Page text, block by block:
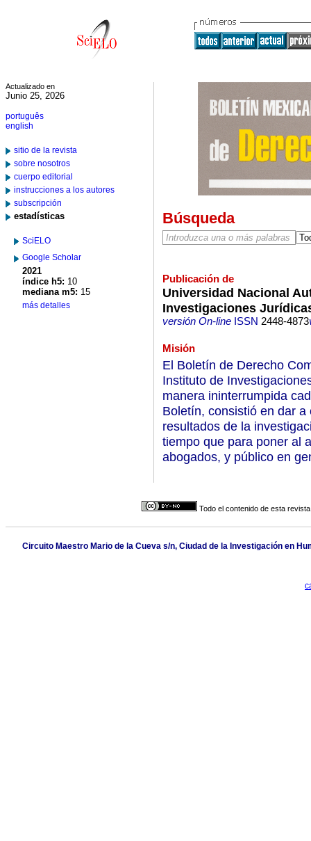
Actualizado en
Junio 25, 2026
português
english
sitio de la revista
sobre nosotros
cuerpo editorial
instrucciones a los autores
subscripción
estadísticas
SciELO
Google Scholar
2021
índice h5: 10
mediana m5: 15
más detalles
Búsqueda
Publicación de
Universidad Nacional
Investigaciones
versión On-lineISSN 2448-4873
Misión
El Boletín de Derecho
Instituto de
manera ininterrumpida
Boletín, consistió en dar
resultados de la
tiempo que para poner al
abogados, y público en
Todo el contenido de esta
Circuito Maestro Mario de la Cueva s/n, Ciudad de la Investigación en